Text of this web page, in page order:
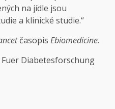
na jídle jsou
a klinické studie.“
časopis Ebiomedicine.
Diabetesforschung